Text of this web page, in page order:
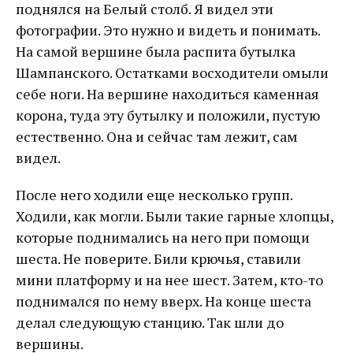
поднялся на Белый столб. Я видел эти
фотографии. Это нужно и видеть и понимать.
На самой вершине была распита бутылка
Шампанского. Остатками восходители омыли
себе ноги. На вершине находиться каменная
корона, туда эту бутылку и положили, пустую
естественно. Она и сейчас там лежит, сам
видел.
После него ходили еще несколько групп.
Ходили, как могли. Были такие гарные хлопцы,
которые поднимались на него при помощи
шеста. Не поверите. Били крючья, ставили
мини платформу и на нее шест. Затем, кто-то
поднимался по нему вверх. На конце шеста
делал следующую станцию. Так шли до
вершины.